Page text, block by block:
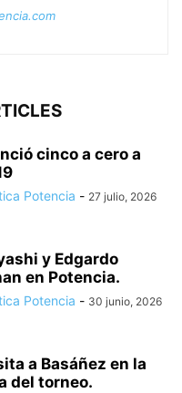
cinco a cero a
Potencia - 27 julio, 2026
y Edgardo
en Potencia.
Potencia - 30 junio, 2026
a Basáñez en la
del torneo.